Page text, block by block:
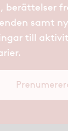
berättelser
samt
till